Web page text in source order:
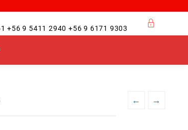
+56 9 5411 2940 +56 9 6171 9303
← →